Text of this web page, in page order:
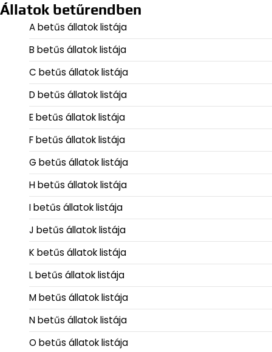
Állatok betűrendben
A betűs állatok listája
B betűs állatok listája
C betűs állatok listája
D betűs állatok listája
E betűs állatok listája
F betűs állatok listája
G betűs állatok listája
H betűs állatok listája
I betűs állatok listája
J betűs állatok listája
K betűs állatok listája
L betűs állatok listája
M betűs állatok listája
N betűs állatok listája
O betűs állatok listája